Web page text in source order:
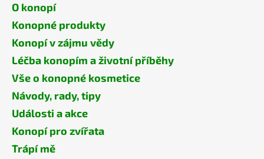
O konopí
Konopné produkty
Konopí v zájmu vědy
Léčba konopím a životní příběhy
Vše o konopné kosmetice
Návody, rady, tipy
Události a akce
Konopí pro zvířata
Trápí mě